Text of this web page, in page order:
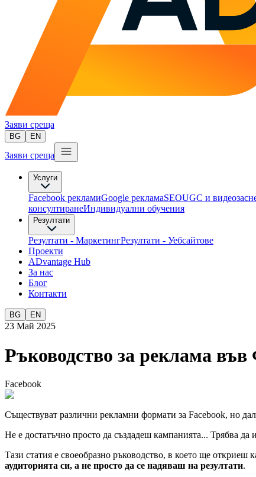
Заяви среща
BG EN
Заяви среща
Услуги
Facebook рекламиGoogle рекламаSEOUGC и
консултиране​Индивидуални обучения
Резултати
Резултати - МаркетингРезултати - Уебсайтове
Проекти
ADvantage Hub
За нас
Блог
Контакти
BG EN
23 Май 2025
Ръководство за реклама
Facebook
Съществуват различни рекламни формати за Facebook, но
Не е достатъчно просто да създадеш кампанията... Трябва
Тази статия е своеобразно ръководство, в което ще
аудиторията си, а не просто да се надяваш на резултати.